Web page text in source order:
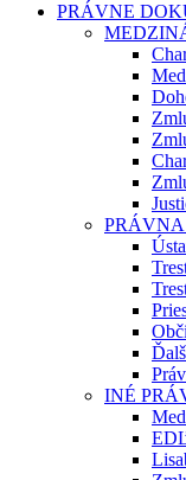
PRÁVNE
PRÁVNA
INÉ